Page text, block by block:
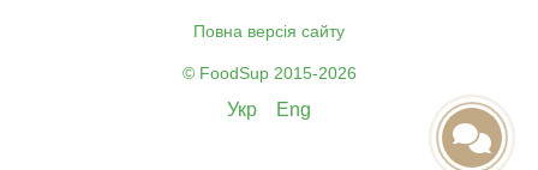
Повна версія сайту
© FoodSup 2015-2026
Укр Eng